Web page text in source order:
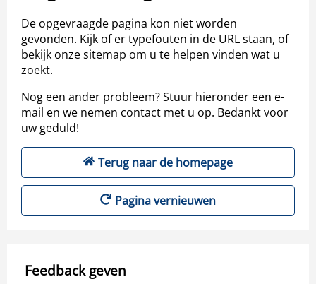
De opgevraagde pagina kon niet worden
gevonden. Kijk of er typefouten in de URL staan, of
bekijk onze sitemap om u te helpen vinden wat u
zoekt.
Nog een ander probleem? Stuur hieronder een e-
mail en we nemen contact met u op. Bedankt voor
uw geduld!
Terug naar de homepage
Pagina vernieuwen
Feedback geven